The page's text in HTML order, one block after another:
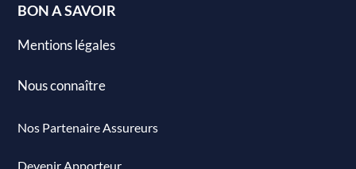
BON A SAVOIR
Mentions légales
Nous connaître
Nos Partenaire Assureurs
Devenir Apporteur